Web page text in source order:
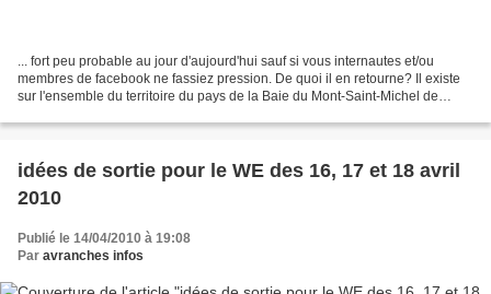
... fort peu probable au jour d'aujourd'hui sauf si vous internautes et/ou
membres de facebook ne fassiez pression. De quoi il en retourne? Il existe
sur l'ensemble du territoire du pays de la Baie du Mont-Saint-Michel de
idées de sortie pour le WE des 16, 17 et 18 avril
2010
Publié le 14/04/2010 à 19:08
Par avranches infos